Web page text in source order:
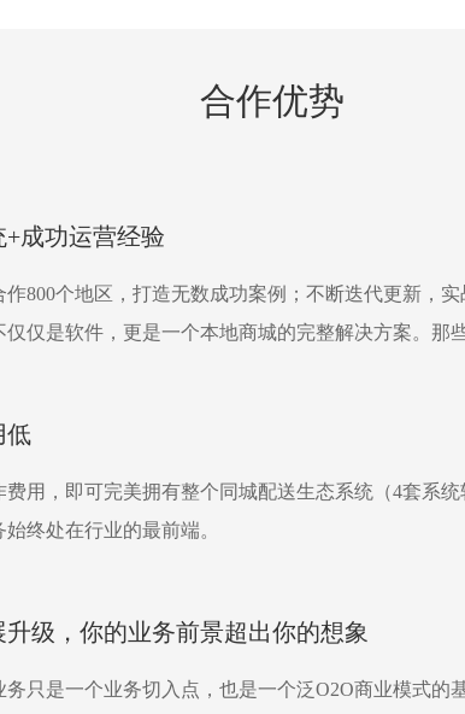
合作优势
+成功运营经验
作800个地区，打造无数成功案例；不断迭代更新，
仅仅是软件，更是一个本地商城的完整解决方案。那
低
费用，即可完美拥有整个同城配送生态系统（4套系
终处在行业的最前端。
级，你的业务前景超出你的想象
务只是一个业务切入点，也是一个泛O2O商业模式